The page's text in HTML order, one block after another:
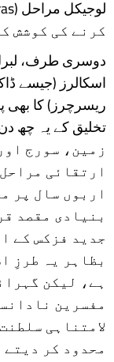
کرنے کی کوشش
دوسری طرف،
اسکالرز (جیسے
ریسرچرز) کا بھی
زمین، سورج
ارتقائی
اربوں سال پر
بنیادی مقصد
جدید فزکس کے
بظاہر یہ طرزِ
ہے، لیکن
مفسرین
لامتناہی
محدود کر دیتے